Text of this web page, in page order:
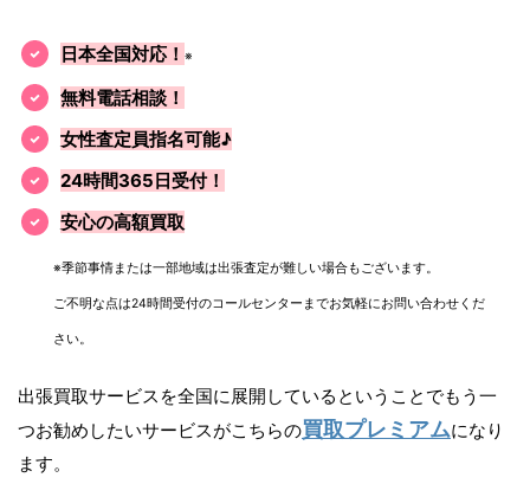
日本全国対応！ ※
無料電話相談！
女性査定員指名可能♪
24時間365日受付！
安心の高額買取
※季節事情または一部地域は出張査定が難しい場合もございます。
ご不明な点は24時間受付のコールセンターまでお気軽にお問い合わせくだ
さい。
出張買取サービスを全国に展開しているということでもう一
つお勧めしたいサービスがこちらの買取プレミアムになり
ます。